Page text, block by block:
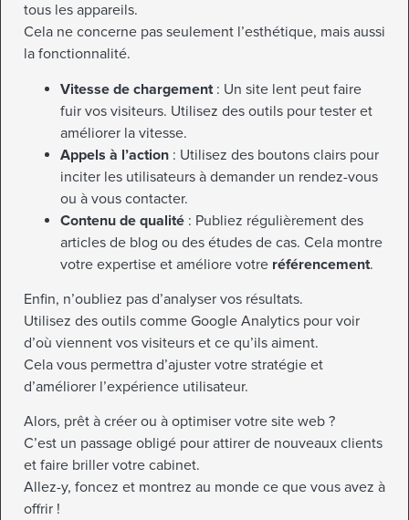
tous les appareils.
Cela ne concerne pas seulement l’esthétique, mais aussi
la fonctionnalité.
Vitesse de chargement: Un site lent peut faire
fuir vos visiteurs. Utilisez des outils pour tester et
améliorer la vitesse.
Appels à l’action : Utilisez des boutons clairs pour
inciter les utilisateurs à demander un rendez-vous
ou à vous contacter.
Contenu de qualité : Publiez régulièrement des
articles de blog ou des études de cas. Cela montre
votre expertise et améliore votre référencement.
Enfin, n’oubliez pas d’analyser vos résultats.
Utilisez des outils comme Google Analytics pour voir
d’où viennent vos visiteurs et ce qu’ils aiment.
Cela vous permettra d’ajuster votre stratégie et
d’améliorer l’expérience utilisateur.
Alors, prêt à créer ou à optimiser votre site web ?
C’est un passage obligé pour attirer de nouveaux clients
et faire briller votre cabinet.
Allez-y, foncez et montrez au monde ce que vous avez à
offrir !